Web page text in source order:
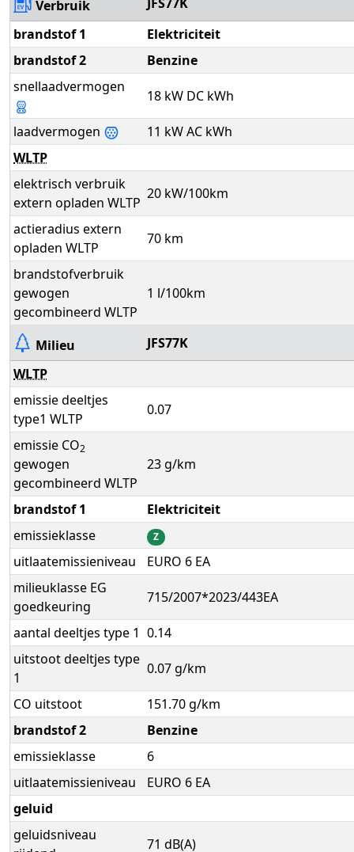
Verbruik
brandstof 1
Elektriciteit
brandstof 2
Benzine
snellaadvermogen
18 kW DC kWh
laadvermogen
11 kW AC kWh
WLTP
elektrisch verbruik
extern opladen WLTP
20 kW/100km
actieradius extern
opladen WLTP
70 km
brandstofverbruik
gewogen
gecombineerd WLTP
1 l/100km
Milieu
JFS77K
WLTP
emissie deeltjes
type1 WLTP
0.07
emissie CO2
gewogen
gecombineerd WLTP
23 g/km
brandstof 1
Elektriciteit
emissieklasse
Z
uitlaatemissieniveau
EURO 6 EA
milieuklasse EG
goedkeuring
715/2007*2023/443EA
aantal deeltjes type 1 0.14
uitstoot deeltjes type
1
0.07 g/km
CO uitstoot
151.70 g/km
brandstof 2
Benzine
emissieklasse
6
uitlaatemissieniveau
EURO 6 EA
geluid
geluidsniveau
71 dB(A)